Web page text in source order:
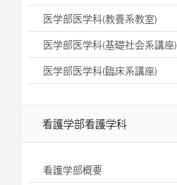
医学部医学科(教養系教室)
医学部医学科(基礎社会系講座)
医学部医学科(臨床系講座)
看護学部看護学科
看護学部概要